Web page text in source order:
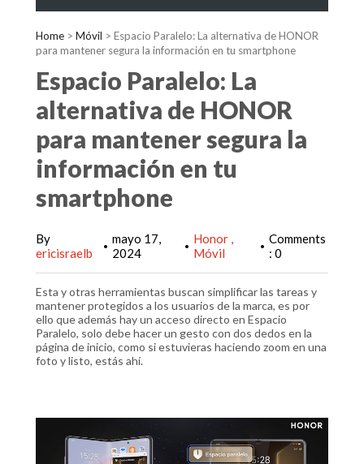
Home > Móvil > Espacio Paralelo: La alternativa de HONOR
para mantener segura la información en tu smartphone
Espacio Paralelo: La
alternativa de HONOR
para mantener segura la
información en tu
smartphone
By
ericisraelb
• mayo 17,
2024
• Honor
Móvil
• Comments
: 0
Esta y otras herramientas buscan simplificar las tareas y
mantener protegidos a los usuarios de la marca, es por
ello que además hay un acceso directo en Espacio
Paralelo, solo debe hacer un gesto con dos dedos en la
página de inicio, como si estuvieras haciendo zoom en una
foto y listo, estás ahí.